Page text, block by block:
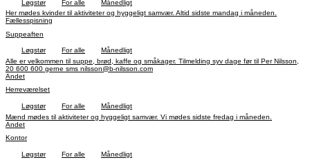
Løgstør For alle
Månedligt
Her mødes kvinder til aktiviteter og hyggeligt samvær. Altid sidste mandag i måneden.
Fællesspisning
Suppeaften
Løgstør For alle
Månedligt
Alle er velkommen til suppe, brød, kaffe og småkager. Tilmelding syv dage før til Per Nilsson,
20 600 600 gerne sms nilsson@b-nilsson.com
Andet
Herreværelset
Løgstør For alle
Månedligt
Mænd mødes til aktiviteter og hyggeligt samvær. Vi mødes sidste fredag i måneden.
Andet
Kontor
Løgstør For alle
Månedligt